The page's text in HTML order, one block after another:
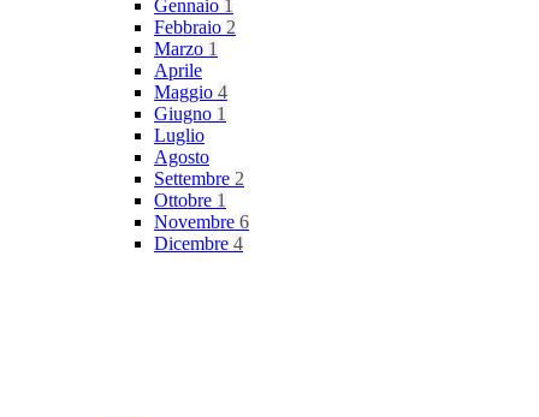
Gennaio 1
Febbraio 2
Marzo 1
Aprile
Maggio 4
Giugno 1
Luglio
Agosto
Settembre 2
Ottobre 1
Novembre 6
Dicembre 4